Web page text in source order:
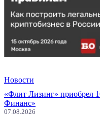
Новости
«Флит Лизинг» приобрел
Финанс»
07.08.2026